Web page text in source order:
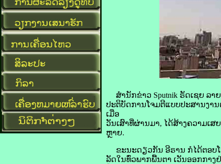
ສໍານັກ​ຂ່າວ Sputnik ຣັດ​ເຊຍ ລາ
ປະຕິບັດ​ການ​ໂຈມ​ຕີ​ແບບ​ປະສານ​ງານ​
ເມື່ອ
ວັນ​ເສົາ​ທີ່​ຜ່ານ​ມາ, ໄດ້​ສ້າງ​ຄວາມ​ເ
ຫຼາຍ.
ຂະນະ​ດຽວ​ກັນ ອີ​ຣານ ກໍ​ໄດ້​ຕອບ​
ລັດໃນ​ທົ່ວ​ພາກ​ພື້ນ​ຕາ ເວັນ​ອອກ​ກາງ​